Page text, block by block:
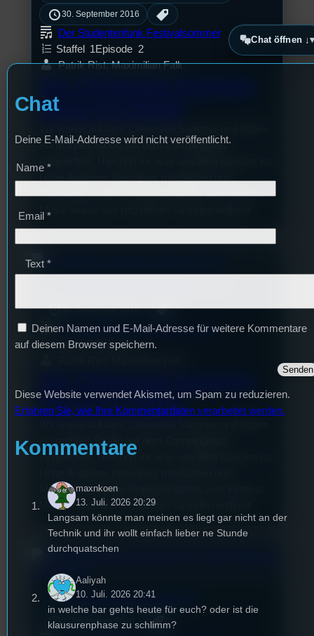
30. September 2016
Der Studentenfunk Festivalsommer
Staffel
1Episode 2
Patrik Rist, Maximilian Falk
Show #2 (2016)
ein mobiles Studio auf dem Campingplatz
eingerichtet. Hier hört ihr, was uns alles passiert ist.
Mitarbeitern Spiele Hintergrundinfos zum Festival
Musik wurde aus rechtlichen Gründen entfernt.
30. September 2016
Der Studentenfunk Festivalsommer
Staffel 1Episode 1
Show #1 (2016)
ein mobiles Studio auf dem Campingplatz
eingerichtet. Hier hört ihr, was uns alles passiert ist.
Mitarbeitern Spiele Hintergrundinfos zum Festival
Musik wurde aus rechtlichen Gründen entfernt.
mic Der Studentenfunk Festivalsommer
2. September 2016
Chat öffnen ↓
Chat
Deine E-Mail-Addresse wird nicht veröffentlicht.
Name *
Email *
Text *
Deinen Namen und E-Mail-Adresse für weitere Kommentare
auf diesem Browser speichern.
Diese Website verwendet Akismet, um Spam zu reduzieren.
Erfahren Sie, wie Ihre Kommentardaten verarbeitet werden.
Kommentare
maxnkoen
13. Juli. 2026 20:29
Langsam könnte man meinen es liegt gar nicht an der
Technik und ihr wollt einfach lieber ne Stunde
durchquatschen
Aaliyah
10. Juli. 2026 20:41
in welche bar gehts heute für euch? oder ist die
klausurenphase zu schlimm?